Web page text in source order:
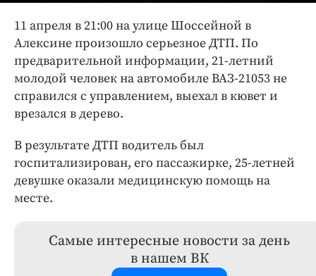
11 апреля в 21:00 на улице Шоссейной в
Алексине произошло серьезное ДТП. По
предварительной информации, 21-летний
молодой человек на автомобиле ВАЗ-21053 не
справился с управлением, выехал в кювет и
врезался в дерево.
В результате ДТП водитель был
госпитализирован, его пассажирке, 25-летней
девушке оказали медицинскую помощь на
месте.
Самые интересные новости за день
в нашем ВК